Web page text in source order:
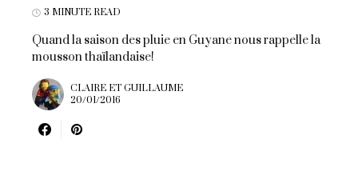
3 MINUTE READ
Quand la saison des pluie en Guyane nous rappelle la
mousson thaïlandaise!
CLAIRE ET GUILLAUME
20/01/2016